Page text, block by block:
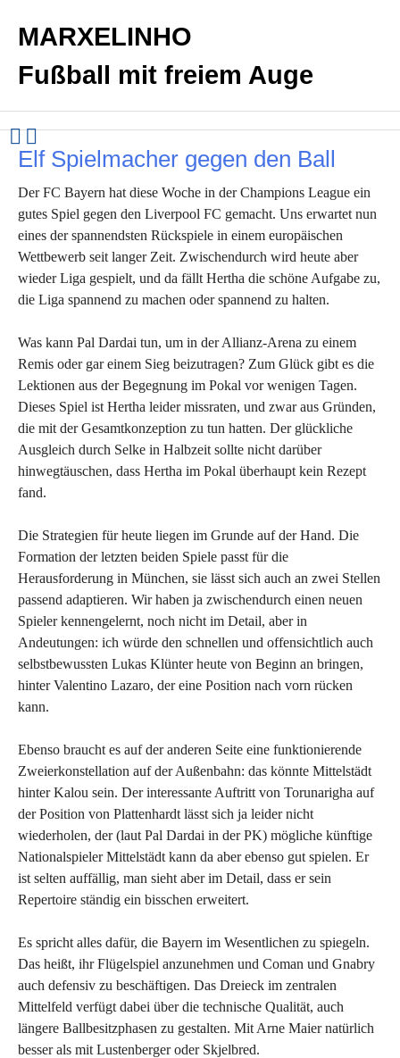
MARXELINHO
Fußball mit freiem Auge
Elf Spielmacher gegen den Ball
Der FC Bayern hat diese Woche in der Champions League ein
gutes Spiel gegen den Liverpool FC gemacht. Uns erwartet nun
eines der spannendsten Rückspiele in einem europäischen
Wettbewerb seit langer Zeit. Zwischendurch wird heute aber
wieder Liga gespielt, und da fällt Hertha die schöne Aufgabe zu,
die Liga spannend zu machen oder spannend zu halten.
Was kann Pal Dardai tun, um in der Allianz-Arena zu einem
Remis oder gar einem Sieg beizutragen? Zum Glück gibt es die
Lektionen aus der Begegnung im Pokal vor wenigen Tagen.
Dieses Spiel ist Hertha leider missraten, und zwar aus Gründen,
die mit der Gesamtkonzeption zu tun hatten. Der glückliche
Ausgleich durch Selke in Halbzeit sollte nicht darüber
hinwegtäuschen, dass Hertha im Pokal überhaupt kein Rezept
fand.
Die Strategien für heute liegen im Grunde auf der Hand. Die
Formation der letzten beiden Spiele passt für die
Herausforderung in München, sie lässt sich auch an zwei Stellen
passend adaptieren. Wir haben ja zwischendurch einen neuen
Spieler kennengelernt, noch nicht im Detail, aber in
Andeutungen: ich würde den schnellen und offensichtlich auch
selbstbewussten Lukas Klünter heute von Beginn an bringen,
hinter Valentino Lazaro, der eine Position nach vorn rücken
kann.
Ebenso braucht es auf der anderen Seite eine funktionierende
Zweierkonstellation auf der Außenbahn: das könnte Mittelstädt
hinter Kalou sein. Der interessante Auftritt von Torunarigha auf
der Position von Plattenhardt lässt sich ja leider nicht
wiederholen, der (laut Pal Dardai in der PK) mögliche künftige
Nationalspieler Mittelstädt kann da aber ebenso gut spielen. Er
ist selten auffällig, man sieht aber im Detail, dass er sein
Repertoire ständig ein bisschen erweitert.
Es spricht alles dafür, die Bayern im Wesentlichen zu spiegeln.
Das heißt, ihr Flügelspiel anzunehmen und Coman und Gnabry
auch defensiv zu beschäftigen. Das Dreieck im zentralen
Mittelfeld verfügt dabei über die technische Qualität, auch
längere Ballbesitzphasen zu gestalten. Mit Arne Maier natürlich
besser als mit Lustenberger oder Skjelbred.